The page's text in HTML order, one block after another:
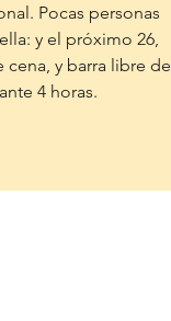
Pocas personas
y el próximo 26,
cena, y barra libre de
4 horas.